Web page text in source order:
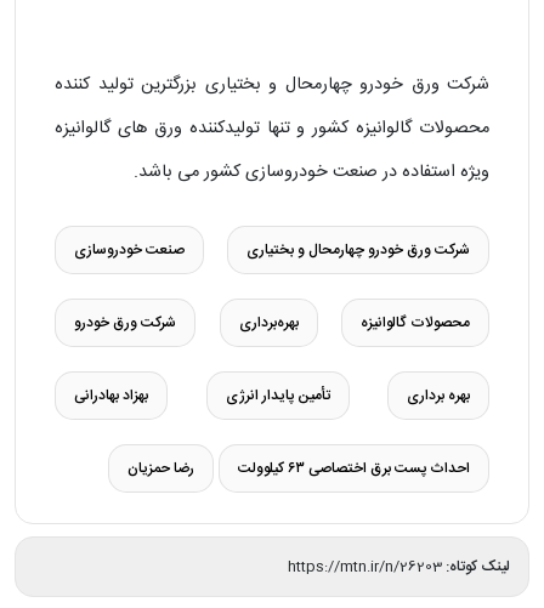
شرکت ورق خودرو چهارمحال و بختیاری بزرگترین تولید کننده
محصولات گالوانیزه کشور و تنها تولیدکننده ورق های گالوانیزه
ویژه استفاده در صنعت خودروسازی کشور می باشد.
شرکت ورق خودرو چهارمحال و بختیاری صنعت خودروسازی
محصولات گالوانیزه بهره‌برداری شرکت ورق خودرو
بهره برداری تأمین پایدار انرژی بهزاد بهادرانی
احداث پست برق اختصاصی ۶۳ کیلوولت رضا حمزیان
لینک کوتاه: https://mtn.ir/n/26203